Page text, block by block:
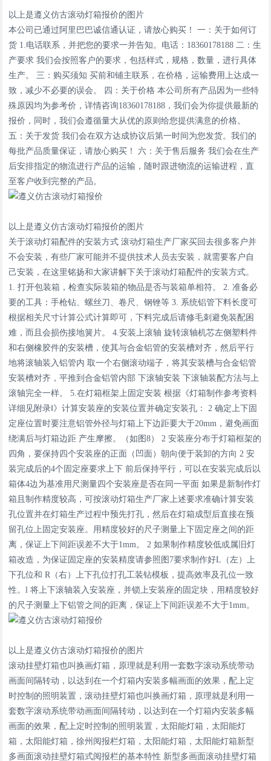
以上是遵义仿古滚动灯箱报价的图片
本公司已通过阿里巴巴诚信通认证，请放心购买！ 一：关于如何订
货 1.电话联系，并把您的要求一并告知。电话：18360178188 二：生
产要求 我们会按照客户的要求，包括样式，规格，数量，进行具体
生产。 三：购买须知 买前和铺主联系，在价格，运输费用上达成一
致，减少不必要的误会。 四：关于价格 本公司所有产品因为一些特
殊原因均为参考价，详情咨询18360178188，我们会为你提供最新的
报价，同时，我们会遵循量大从优的原则给您提供满意的价格。
五：关于发货 我们会在双方达成协议后第一时间为您发货。我们的
每批产品质量保证，请放心购买！ 六：关于售后服务 我们会在生产
后安排指定的物流进行产品的运输，随时跟进物流的运输进程，直
至客户收到完整的产品。
以上是遵义仿古滚动灯箱报价的图片
关于滚动灯箱配件的安装方式 滚动灯箱生产厂家买回去很多客户并
不会安装，有些厂家可能并不提供技术人员去安装，就需要客户自
己安装，在这里铭扬和大家讲解下关于滚动灯箱配件的安装方式。
1. 打开包装箱，检查实际装箱的物品是否与装箱单相符。 2. 准备必
要的工具：手枪钻、螺丝刀、卷尺、钢锉等 3. 系统铝管下料长度可
根据相关尺寸计算公式计算即可，下料完成后请修毛刺避免装配困
难，而且会损伤接地簧片。 4.安装上滚轴 旋转滚轴机芯左侧塑料件
和右侧橡胶件的安装槽，使其与合金铝管的安装槽对齐，然后平行
地将滚轴装入铝管内 取一个右侧滚动端子，将其安装槽与合金铝管
安装槽对齐，平推到合金铝管内部 下滚轴安装 下滚轴装配方法与上
滚轴完全一样。 5.在灯箱框架上固定安装 根据《灯箱制作参考资料
详细见附录Ⅰ》计算安装座的安装位置并确定安装孔： 2 确定上下固
定座位置时要注意铝管外径与灯箱上下边距要大于20mm，避免画面
绕满后与灯箱边距 产生摩擦。（如图8） 2 安装座分布于灯箱框架的
四角，要保持四个安装座的正面（凹面）朝向便于装卸的方向 2 安
装完成后的4个固定座要求上下 前后保持平行，可以在安装完成后以
箱体4边为基准用尺测量四个安装座是否在同一平面 如果是新制作灯
箱且制作精度较高，可按滚动灯箱生产厂家上述要求准确计算安装
孔位置并在灯箱生产过程中预先打孔，然后在灯箱成型后直接在预
留孔位上固定安装座。用精度较好的尺子测量上下固定座之间的距
离，保证上下间距误差不大于1mm。 2 如果制作精度较低或属旧灯
箱改造，为保证固定座的安装精度请参照图7要求制作好L（左）上
下孔位和 R（右）上下孔位打孔工装钻模板，提高效率及孔位一致
性。l 将上下滚轴装入安装座，并锁上安装座的固定块，用精度较好
的尺子测量上下铝管之间的距离，保证上下间距误差不大于1mm。
以上是遵义仿古滚动灯箱报价的图片
滚动挂壁灯箱也叫换画灯箱，原理就是利用一套数字滚动系统带动
画面间隔转动，以达到在一个灯箱内安装多幅画面的效果，配上定
时控制的照明装置，滚动挂壁灯箱也叫换画灯箱，原理就是利用一
套数字滚动系统带动画面间隔转动，以达到在一个灯箱内安装多幅
画面的效果，配上定时控制的照明装置，太阳能灯箱，太阳能灯
箱，太阳能灯箱，徐州阅报栏灯箱，太阳能灯箱，太阳能灯箱新型
多画面滚动挂壁灯箱式阅报栏的基本特性 新型多画面滚动挂壁灯箱